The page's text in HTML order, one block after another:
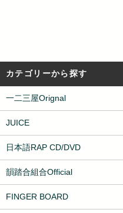
カテゴリーから探す
一二三屋Orignal
JUICE
日本語RAP CD/DVD
韻踏合組合Official
FINGER BOARD